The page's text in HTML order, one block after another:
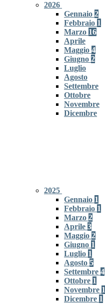
2026
Gennaio 2
Febbraio 1
Marzo 16
Aprile
Maggio 4
Giugno 2
Luglio
Agosto
Settembre
Ottobre
Novembre
Dicembre
2025
Gennaio 1
Febbraio 1
Marzo 2
Aprile 3
Maggio 2
Giugno 1
Luglio 1
Agosto 5
Settembre 4
Ottobre 1
Novembre 1
Dicembre 1